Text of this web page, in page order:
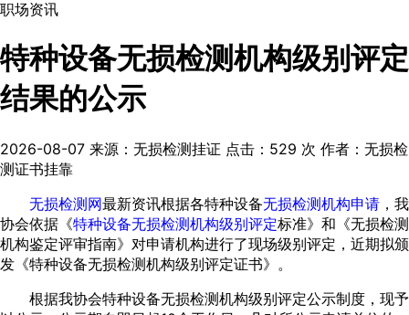
职场资讯
特种设备无损检测机构级别评定
结果的公示
2026-08-07 来源：无损检测挂证 点击： 529 次 作者：无损检
测证书挂靠
无损检测网最新资讯根据各特种设备无损检测机构申请 ，我
协会依据《特种设备无损检测机构级别评定标准》和《无损检测
机构鉴定评审指南》对申请机构进行了现场级别评定，近期拟颁
发《特种设备无损检测机构级别评定证书》。
根据我协会特种设备无损检测机构级别评定公示制度，现予